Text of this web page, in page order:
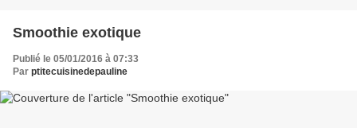
Smoothie exotique
Publié le 05/01/2016 à 07:33
Par ptitecuisinedepauline